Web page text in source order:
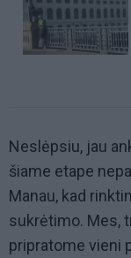
Neslėpsiu, jau
šiame etape
Manau, kad
sukrėtimo. Mes,
pripratome vieni